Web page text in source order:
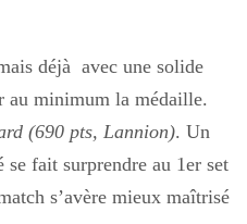
déjà avec une solide
au minimum la médaille.
(690 pts, Lannion). Un
fait surprendre au 1er set
s’avère mieux maîtrisé